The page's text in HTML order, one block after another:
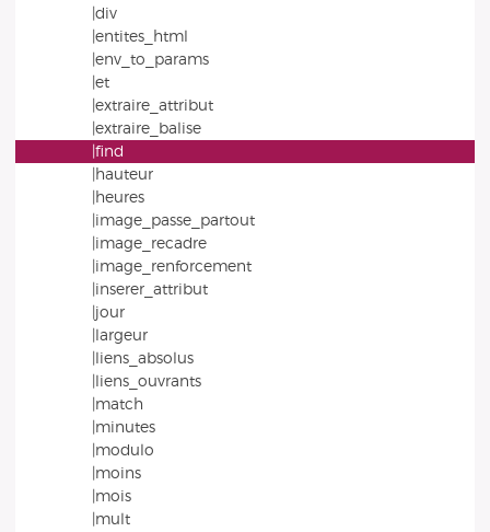
|div
|entites_html
|env_to_params
|et
|extraire_attribut
|extraire_balise
|find
|hauteur
|heures
|image_passe_partout
|image_recadre
|image_renforcement
|inserer_attribut
|jour
|largeur
|liens_absolus
|liens_ouvrants
|match
|minutes
|modulo
|moins
|mois
|mult